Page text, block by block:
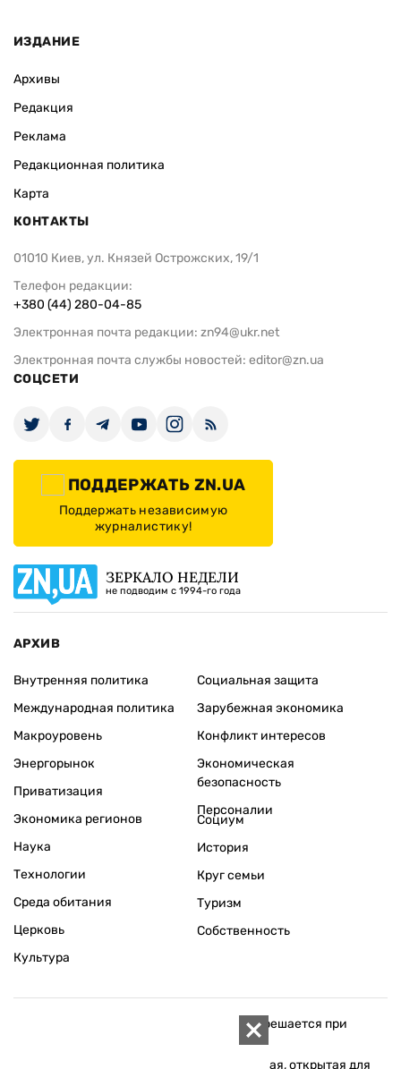
ИЗДАНИЕ
Архивы
Редакция
Реклама
Редакционная политика
Карта
КОНТАКТЫ
01010 Киев, ул. Князей Острожских, 19/1
Телефон редакции:
+380 (44) 280-04-85
Электронная почта редакции: zn94@ukr.net
Электронная почта службы новостей: editor@zn.ua
СОЦСЕТИ
ПОДДЕРЖАТЬ ZN.UA
Поддержать независимую
журналистику!
ЗЕРКАЛО НЕДЕЛИ
не подводим с 1994-го года
АРХИВ
Внутренняя политика
Международная политика
Макроуровень
Энергорынок
Приватизация
Экономика регионов
Социальная защита
Зарубежная экономика
Конфликт интересов
Экономическая
безопасность
Персоналии
Наука
Технологии
Среда обитания
Церковь
Культура
Социум
История
Круг семьи
Туризм
Собственность
Использование материалов «ZN.UA» разрешается при
Для интернет-изданий обязательна прямая, открытая для